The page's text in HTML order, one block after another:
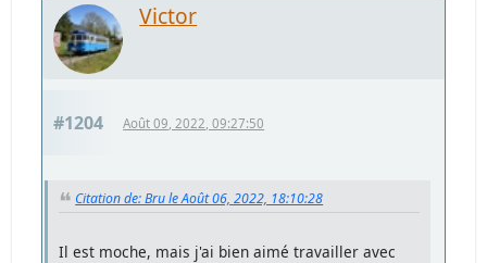
Victor
#1204 Août 09, 2022, 09:27:50
Citation de: Bru le Août 06, 2022, 18:10:28
Il est moche, mais j'ai bien aimé travailler avec